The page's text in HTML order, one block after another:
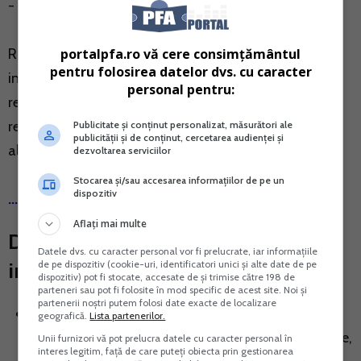
- asociatiile de proprietari.
Raspunderea pentru buna organizare a lucrarilor de
inventariere, potrivit prevederilor Legii nr. 82/1991,
republicata, cu modificarile si completarile ulterioare,
revine administratorului, ordonatorului de credite sau
altei persoane care are obligatia gestionarii entitatii.
...Click aici pentru detalii >>
De ce este atat de importanta
inventarierea pentru un PFA?
Respectarea legislatiei – Codul Fiscal si Ordinul nr.
2861/2009 prevad expres obligatia de inventariere,
portalpfa.ro vă cere consimțământul
pentru folosirea datelor dvs. cu caracter
personal pentru:
Publicitate și conținut personalizat, măsurători ale
publicității și de conținut, cercetarea audienței și
dezvoltarea serviciilor
Stocarea și/sau accesarea informațiilor de pe un
dispozitiv
Aflați mai multe
Datele dvs. cu caracter personal vor fi prelucrate, iar informațiile
de pe dispozitiv (cookie-uri, identificatori unici și alte date de pe
dispozitiv) pot fi stocate, accesate de și trimise către 198 de
parteneri sau pot fi folosite în mod specific de acest site. Noi și
partenerii noștri putem folosi date exacte de localizare
geografică.Lista partenerilor.
Unii furnizori vă pot prelucra datele cu caracter personal în
interes legitim, față de care puteți obiecta prin gestionarea